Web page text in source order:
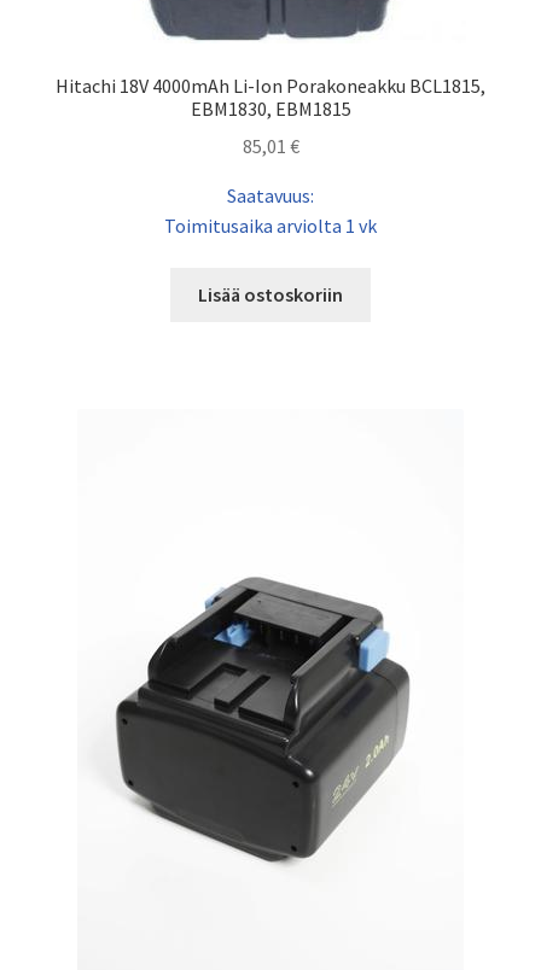
Hitachi 18V 4000mAh Li-Ion Porakoneakku BCL1815,
EBM1830, EBM1815
85,01 €
Saatavuus:
Toimitusaika arviolta 1 vk
Lisää ostoskoriin